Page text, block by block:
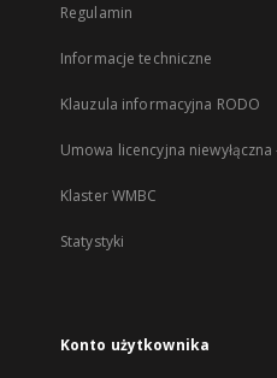
Regulamin
Informacje techniczne
Klauzula informacyjna RODO
Umowa licencyjna
Klaster WMBC
Statystyki
Konto użytkownika